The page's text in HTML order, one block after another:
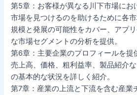
第5章：お客様が異なる川下市場にお
市場を見つけるのを助けるために各
規模と発展の可能性をカバー、アプ
な市場セグメントの分析を提供。
第6章：主要企業のプロフィールを提
売上高、価格、粗利益率、製品紹介
の基本的な状況を詳しく紹介。
第7章：産業の上流と下流を含む産業